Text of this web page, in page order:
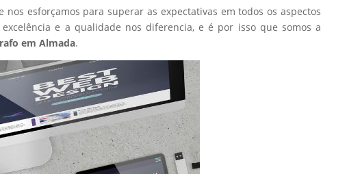
esforçamos para superar as expectativas em todos os aspectos
e a qualidade nos diferencia, e é por isso que somos a
em Almada.